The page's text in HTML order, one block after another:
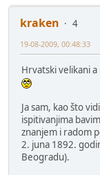
kraken
4
19-08-2009, 00:48:33
Hrvatski velikani a
Ja sam, kao što
ispitivanjima
znanjem i radom
2. juna 1892.
Beogradu).